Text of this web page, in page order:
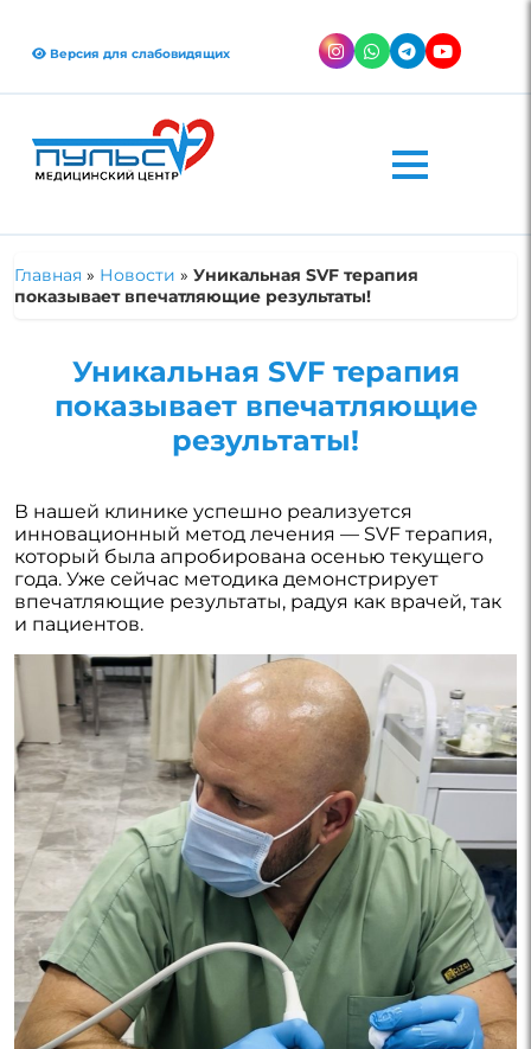
Версия для слабовидящих
Главная » Новости » Уникальная SVF терапия
показывает впечатляющие результаты!
Уникальная SVF терапия
показывает впечатляющие
результаты!
В нашей клинике успешно реализуется
инновационный метод лечения — SVF терапия,
который была апробирована осенью текущего
года. Уже сейчас методика демонстрирует
впечатляющие результаты, радуя как врачей, так
и пациентов.